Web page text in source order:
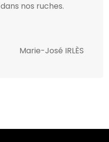
dans nos ruches.
Marie-José IRLÈS